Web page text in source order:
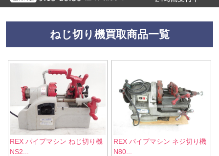
ねじ切り機買取商品一覧
REX パイプマシン ねじ切り機
NS2...
REX パイプマシン ネジ切り機
N80...